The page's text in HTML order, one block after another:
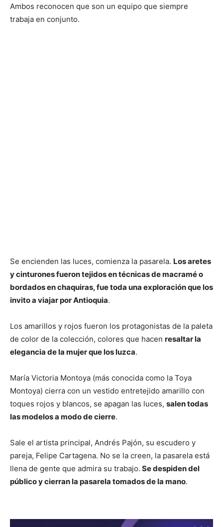
Ambos reconocen que son un equipo que siempre
trabaja en conjunto.
Se encienden las luces, comienza la pasarela. Los aretes
y cinturones fueron tejidos en técnicas de macramé o
bordados en chaquiras, fue toda una exploración que los
invito a viajar por Antioquia.
Los amarillos y rojos fueron los protagonistas de la paleta
de color de la colección, colores que hacen resaltar la
elegancia de la mujer que los luzca.
María Victoria Montoya (más conocida como la Toya
Montoya) cierra con un vestido entretejido amarillo con
toques rojos y blancos, se apagan las luces, salen todas
las modelos a modo de cierre.
Sale el artista principal, Andrés Pajón, su escudero y
pareja, Felipe Cartagena. No se la creen, la pasarela está
llena de gente que admira su trabajo. Se despiden del
público y cierran la pasarela tomados de la mano.